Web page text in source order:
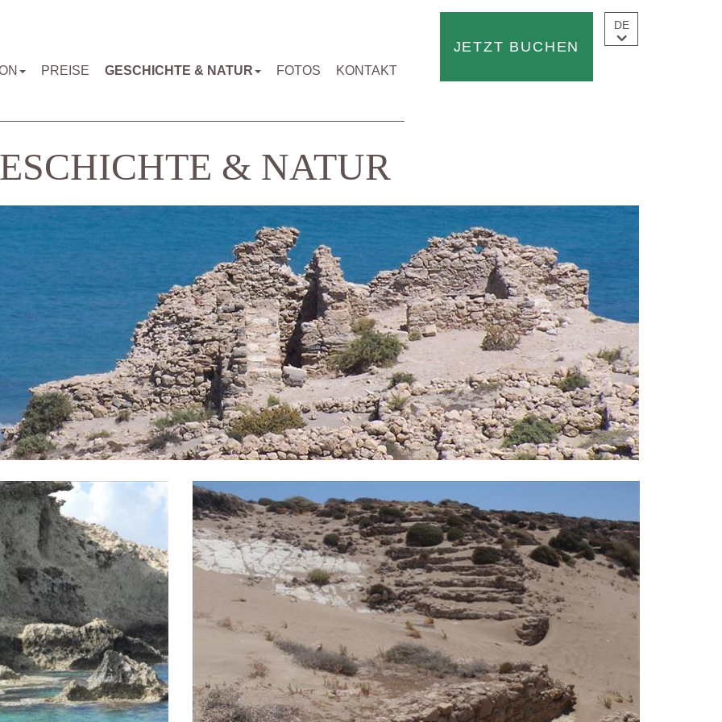
DE
JETZT BUCHEN
PREISE GESCHICHTE & NATUR FOTOS KONTAKT
& NATUR